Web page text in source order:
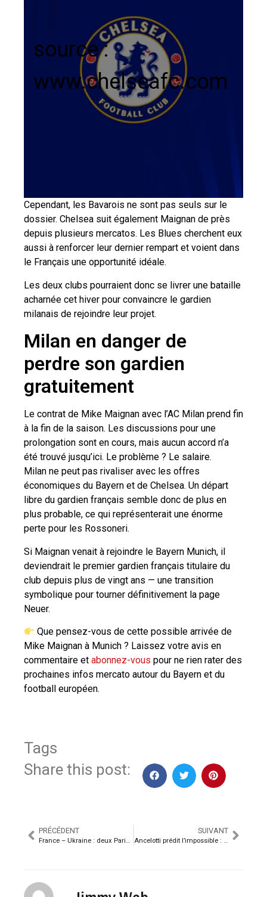
source :
www.chelseafc.com
Cependant, les Bavarois ne sont pas seuls sur le
dossier. Chelsea suit également Maignan de près
depuis plusieurs mercatos. Les Blues cherchent eux
aussi à renforcer leur dernier rempart et voient dans
le Français une opportunité idéale.
Les deux clubs pourraient donc se livrer une bataille
acharnée cet hiver pour convaincre le gardien
milanais de rejoindre leur projet.
Milan en danger de
perdre son gardien
gratuitement
Le contrat de Mike Maignan avec l’AC Milan prend fin
à la fin de la saison. Les discussions pour une
prolongation sont en cours, mais aucun accord n’a
été trouvé jusqu’ici. Le problème ? Le salaire.
Milan ne peut pas rivaliser avec les offres
économiques du Bayern et de Chelsea. Un départ
libre du gardien français semble donc de plus en
plus probable, ce qui représenterait une énorme
perte pour les Rossoneri.
Si Maignan venait à rejoindre le Bayern Munich, il
deviendrait le premier gardien français titulaire du
club depuis plus de vingt ans — une transition
symbolique pour tourner définitivement la page
Neuer.
Que pensez-vous de cette possible arrivée de
Mike Maignan à Munich ? Laissez votre avis en
commentaire et abonnez-vous pour ne rien rater des
prochaines infos mercato autour du Bayern et du
football européen.
Tags
Share this post:
PRÉCÉDENT
France – Ukraine : deux Parisiens titulaires pour décrocher le billet du Mondial
SUIVANT
Ancelotti prédit l’impossible : Cristiano Ronaldo atteindra les 1000 buts selon lui